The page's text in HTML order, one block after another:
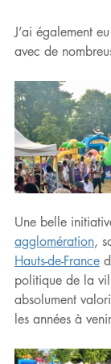
J’ai également
avec de
Une belle
agglomération,
Hauts-de-France
politique de la
absolument
les années à